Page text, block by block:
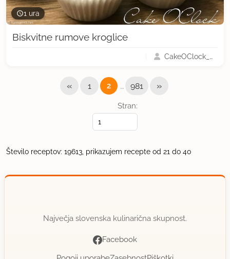
1 ura
Biskvitne rumove kroglice
CakeOClock_Urška
Stran:
« 1 2 … 981 »
Število receptov: 19613, prikazujem recepte od 21 do 40
Največja slovenska kulinarična skupnost.
Facebook